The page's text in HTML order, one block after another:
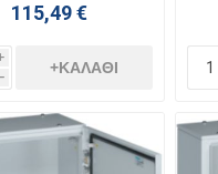
115,49 €
+ΚΑΛΆΘΙ